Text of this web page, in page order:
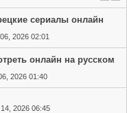
сериалы онлайн
2026 02:01
онлайн на русском
2026 01:40
2026 06:45